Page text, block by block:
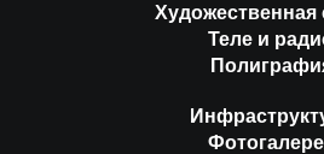
Художественная
Теле и